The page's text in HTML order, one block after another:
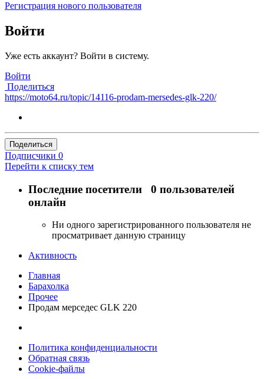
Регистрация нового пользователя
Войти
Уже есть аккаунт? Войти в систему.
Войти
Поделиться
https://moto64.ru/topic/14116-prodam-mersedes-glk-220/
Поделиться
Подписчики 0
Перейти к списку тем
Последние посетители 0 пользователей
онлайн
Ни одного зарегистрированного пользователя не
просматривает данную страницу
Активность
Главная
Барахолка
Прочее
Продам мерседес GLK 220
Политика конфиденциальности
Обратная связь
Cookie-файлы